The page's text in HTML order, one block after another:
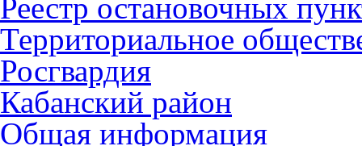
Реестр остановочных
Территориальное
Росгвардия
Кабанский район
Общая информация